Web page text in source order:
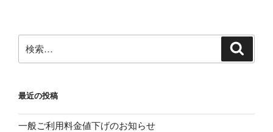
ン
索:
最近の投稿
一般ご利用料金値下げのお知らせ